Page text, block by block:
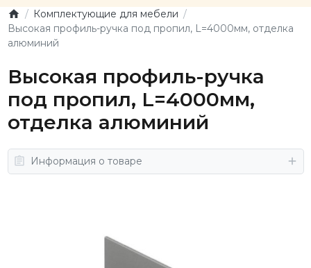
Комплектующие для мебели
Высокая профиль-ручка под пропил, L=4000мм, отделка
алюминий
Высокая профиль-ручка
под пропил, L=4000мм,
отделка алюминий
Информация о товаре